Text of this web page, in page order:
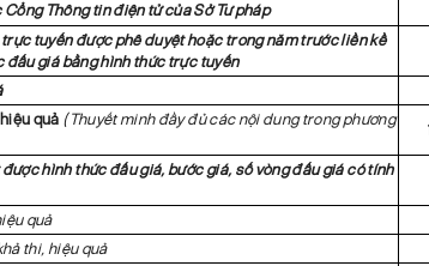
Thông tin điện tử của Sở Tư pháp
tuyến được phê duyệt hoặc trong năm trước liền kề
đấu giá bằng hình thức trực tuyến
quả (Thuyết minh đầy đủ các nội dung trong phương
hình thức đấu giá, bước giá, số vòng đấu giá có tính
quả
thi, hiệu quả